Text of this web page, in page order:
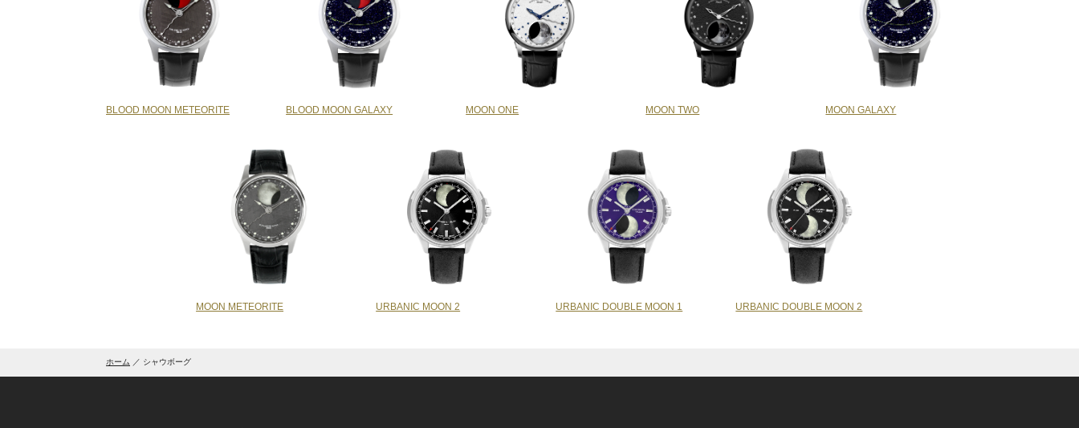
BLOOD MOON METEORITE BLOOD MOON GALAXY MOON ONE MOON TWO MOON GALAXY
MOON METEORITE URBANIC MOON 2 URBANIC DOUBLE MOON 1 URBANIC DOUBLE MOON 2
ホーム シャウボーグ